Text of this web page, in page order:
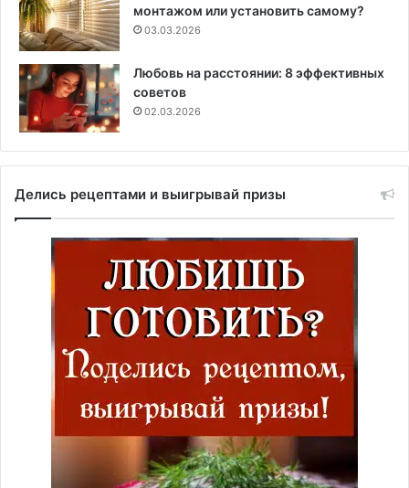
монтажом или установить самому?
03.03.2026
Любовь на расстоянии: 8 эффективных
советов
02.03.2026
Делись рецептами и выигрывай призы